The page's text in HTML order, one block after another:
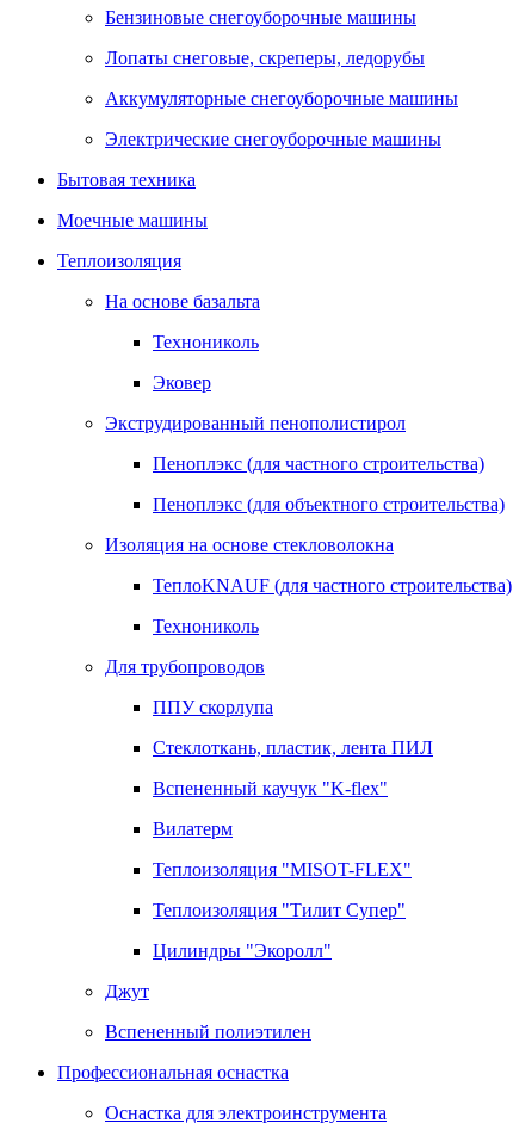
Бензиновые снегоуборочные машины
Лопаты снеговые, скреперы, ледорубы
Аккумуляторные снегоуборочные машины
Электрические снегоуборочные машины
Бытовая техника
Моечные машины
Теплоизоляция
На основе базальта
Технониколь
Эковер
Экструдированный пенополистирол
Пеноплэкс (для частного строительства)
Пеноплэкс (для объектного строительства)
Изоляция на основе стекловолокна
ТеплоKNAUF (для частного строительства)
Технониколь
Для трубопроводов
ППУ скорлупа
Стеклоткань, пластик, лента ПИЛ
Вспененный каучук "K-flex"
Вилатерм
Теплоизоляция "MISOT-FLEX"
Теплоизоляция "Тилит Супер"
Цилиндры "Экоролл"
Джут
Вспененный полиэтилен
Профессиональная оснастка
Оснастка для электроинструмента